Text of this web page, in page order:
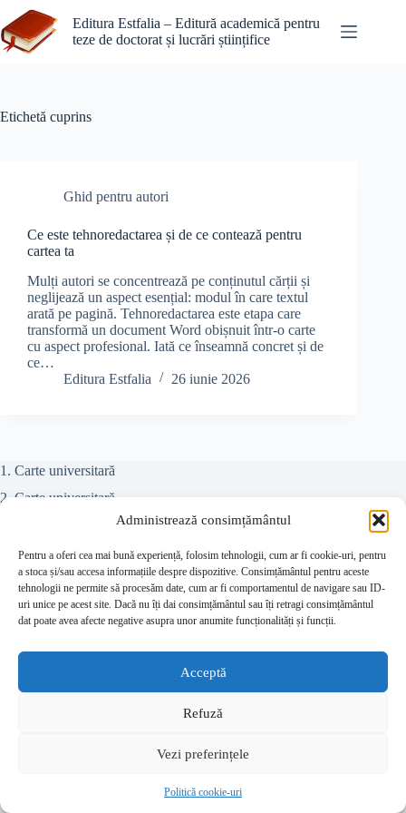
Administrează consimțământul
Pentru a oferi cea mai bună experiență, folosim tehnologii, cum ar fi cookie-uri, pentru
a stoca și/sau accesa informațiile despre dispozitive. Consimțământul pentru aceste
tehnologii ne permite să procesăm date, cum ar fi comportamentul de navigare sau ID-
uri unice pe acest site. Dacă nu îți dai consimțământul sau îți retragi consimțământul
dat poate avea afecte negative asupra unor anumite funcționalități și funcții.
Acceptă
Refuză
Vezi preferințele
Politică cookie-uri
la
conținut
Editura Estfalia – Editură academică pentru
teze de doctorat și lucrări științifice
Etichetă cuprins
Ghid pentru autori
Ce este tehnoredactarea și de ce contează pentru
cartea ta
Mulți autori se concentrează pe conținutul cărții și
neglijează un aspect esențial: modul în care textul
arată pe pagină. Tehnoredactarea este etapa care
transformă un document Word obișnuit într-o carte
cu aspect profesional. Iată ce înseamnă concret și de
ce…
Editura Estfalia
26 iunie 2026
1. Carte universitară
2. Carte universitară
Colectiv referenți
Juridic
Beletristică
Despre editură
Prețuri
Publicare teze de doctorat – Editura Estfalia
Drepturi de autor © 2026 - Temă WordPress de
CreativeThemes